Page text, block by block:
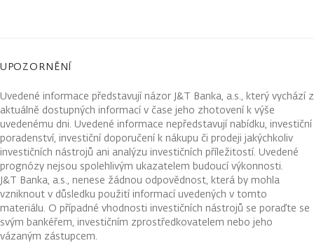
UPOZORNĚNÍ
Uvedené informace představují názor J&T Banka, a.s., který vychází z
aktuálně dostupných informací v čase jeho zhotovení k výše
uvedenému dni. Uvedené informace nepředstavují nabídku, investiční
poradenství, investiční doporučení k nákupu či prodeji jakýchkoliv
investičních nástrojů ani analýzu investičních příležitostí. Uvedené
prognózy nejsou spolehlivým ukazatelem budoucí výkonnosti.
J&T Banka, a.s., nenese žádnou odpovědnost, která by mohla
vzniknout v důsledku použití informací uvedených v tomto
materiálu. O případné vhodnosti investičních nástrojů se poraďte se
svým bankéřem, investičním zprostředkovatelem nebo jeho
vázaným zástupcem.